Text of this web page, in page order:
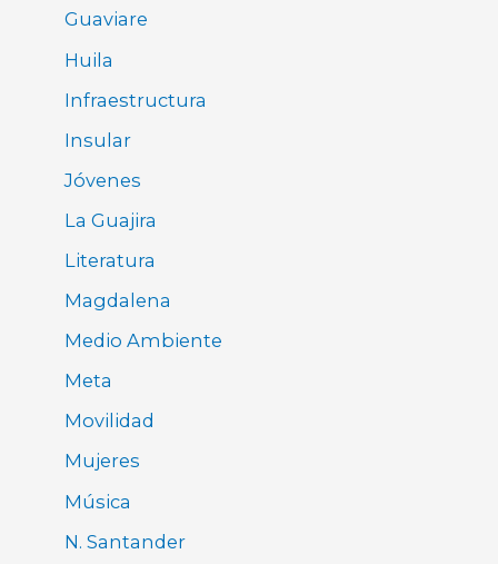
Guaviare
Huila
Infraestructura
Insular
Jóvenes
La Guajira
Literatura
Magdalena
Medio Ambiente
Meta
Movilidad
Mujeres
Música
N. Santander